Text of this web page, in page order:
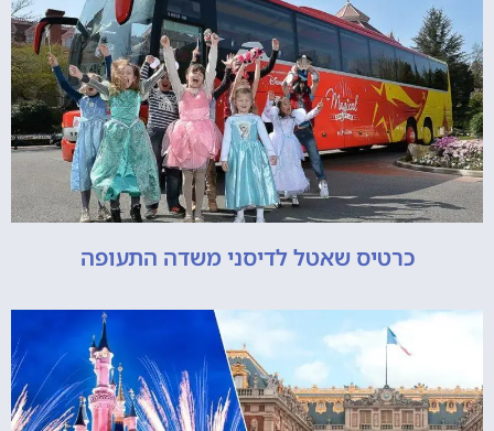
כרטיס שאטל לדיסני משדה התעופה